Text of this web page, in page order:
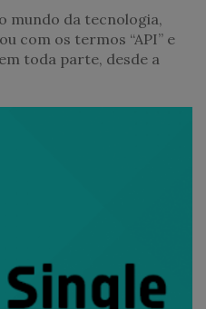
mundo da tecnologia,
com os termos “API” e
em toda parte, desde a